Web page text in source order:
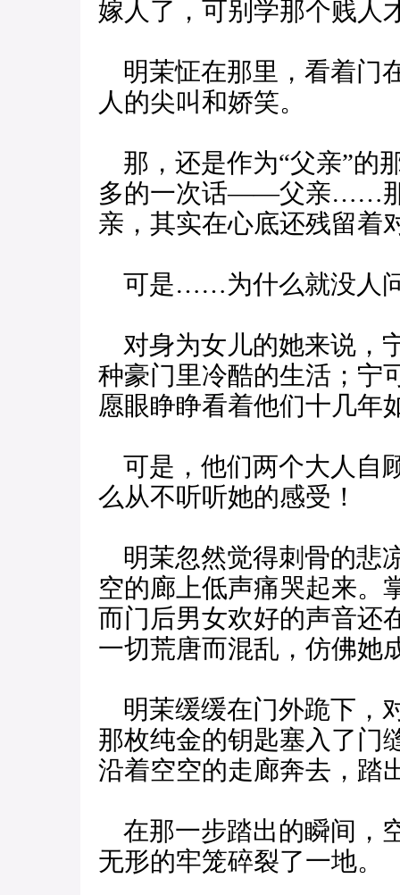
嫁人了，可别学那个贱
明茉怔在那里，看着门
人的尖叫和娇笑。
那，还是作为“父亲”的
多的一次话——父亲……那
亲，其实在心底还残留着
可是……为什么就没人
对身为女儿的她来说，
种豪门里冷酷的生活；宁
愿眼睁睁看着他们十几年
可是，他们两个大人自
么从不听听她的感受！
明茉忽然觉得刺骨的悲
空的廊上低声痛哭起来。
而门后男女欢好的声音
一切荒唐而混乱，仿佛她
明茉缓缓在门外跪下，
那枚纯金的钥匙塞入了
沿着空空的走廊奔去，踏
在那一步踏出的瞬间，
无形的牢笼碎裂了一地。